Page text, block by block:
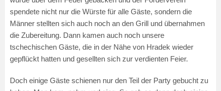
spendete nicht nur die Würste für alle Gäste, sondern die
Männer stellten sich auch noch an den Grill und übernahmen
die Zubereitung. Dann kamen auch noch unsere
tschechischen Gäste, die in der Nähe von Hradek wieder
gepflückt hatten und gesellten sich zur verdienten Feier.
Doch einige Gäste schienen nur den Teil der Party gebucht zu